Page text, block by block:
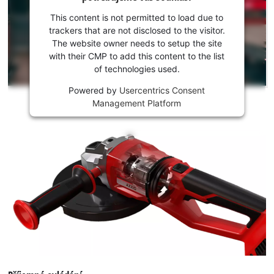
potřebujeme
váš souhlas!
content
not
not
disclosed
The
This content is not permitted to load due to
trackers that are not disclosed to the visitor.
The website owner needs to setup the site
with their CMP to add this content to the list
of technologies used.
Powered by Usercentrics Consent
Management Platform